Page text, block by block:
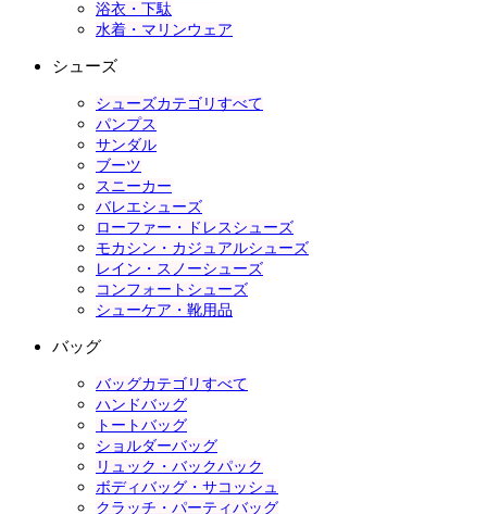
浴衣・下駄
水着・マリンウェア
シューズ
シューズカテゴリすべて
パンプス
サンダル
ブーツ
スニーカー
バレエシューズ
ローファー・ドレスシューズ
モカシン・カジュアルシューズ
レイン・スノーシューズ
コンフォートシューズ
シューケア・靴用品
バッグ
バッグカテゴリすべて
ハンドバッグ
トートバッグ
ショルダーバッグ
リュック・バックパック
ボディバッグ・サコッシュ
クラッチ・パーティバッグ